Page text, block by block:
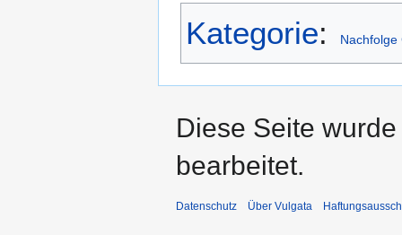
Kategorie: Nachfolge
Diese Seite
bearbeitet.
Datenschutz Über Vulgata